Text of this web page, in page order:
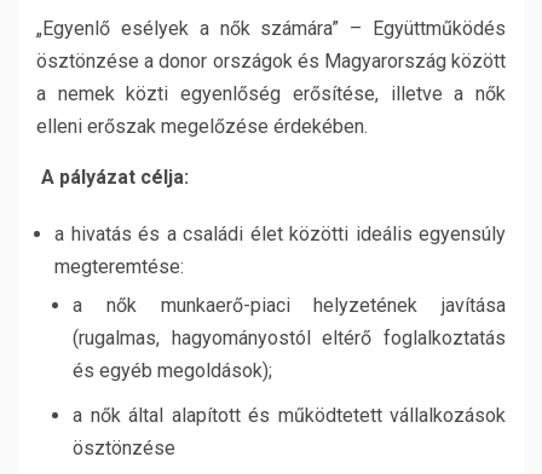
„Egyenlő esélyek a nők számára” – Együttműködés
ösztönzése a donor országok és Magyarország között
a nemek közti egyenlőség erősítése, illetve a nők
elleni erőszak megelőzése érdekében.
A pályázat célja:
a hivatás és a családi élet közötti ideális egyensúly
megteremtése:
a nők munkaerő-piaci helyzetének javítása
(rugalmas, hagyományostól eltérő foglalkoztatás
és egyéb megoldások);
a nők által alapított és működtetett vállalkozások
ösztönzése